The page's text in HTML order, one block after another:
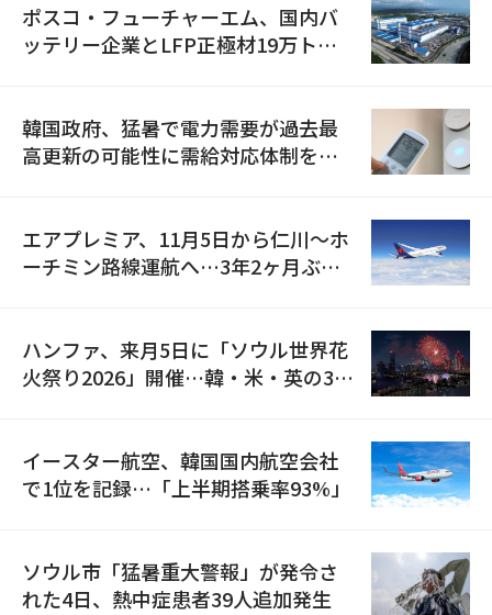
ポスコ・フューチャーエム、国内バ
ッテリー企業とLFP正極材19万トン
韓国政府、猛暑で電力需要が過去最
高更新の可能性に需給対応体制を点
エアプレミア、11月5日から仁川〜ホ
ーチミン路線運航へ…3年2ヶ月ぶり
ハンファ、来月5日に「ソウル世界花
火祭り2026」開催…韓・米・英の3カ
イースター航空、韓国国内航空会社
で1位を記録…「上半期搭乗率93%」
ソウル市「猛暑重大警報」が発令さ
れた4日、熱中症患者39人追加発生